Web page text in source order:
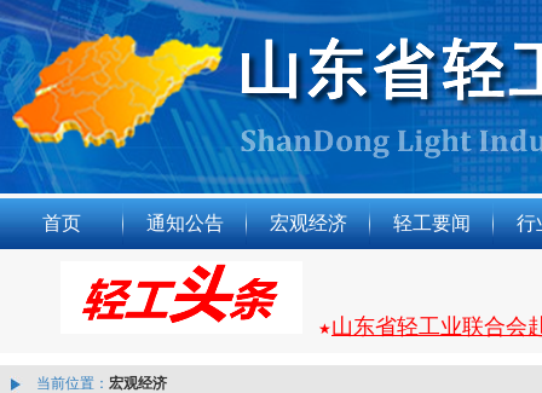
首页 通知公告 宏观经济 轻工要闻 行
★山东省轻工业联合会
当前位置： 宏观经济